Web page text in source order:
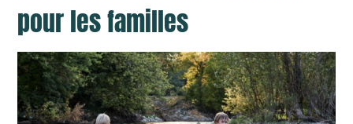
pour les familles